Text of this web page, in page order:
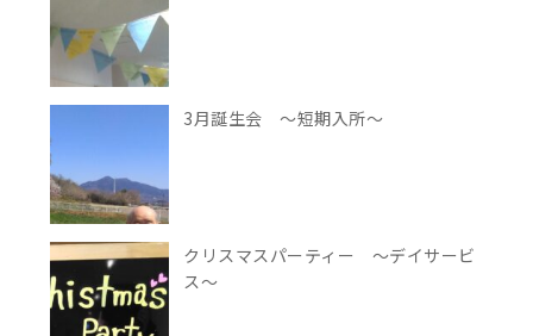
3月誕生会 ～短期入所～
クリスマスパーティー ～デイサービ
ス～